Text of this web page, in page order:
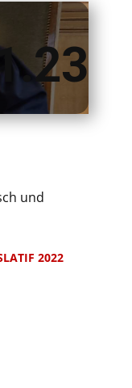
und
2022